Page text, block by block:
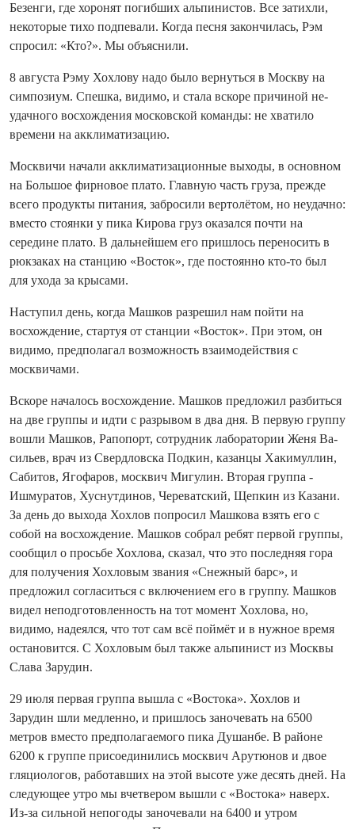
Безенги, где хоронят погибших альпинистов. Все затихли,
некоторые тихо подпевали. Ко­гда песня закончилась, Рэм
спросил: «Кто?». Мы объяснили.
8 августа Рэму Хохлову надо было вернуться в Москву на
симпозиум. Спешка, видимо, и стала вскоре причиной не­
удачного восхождения московской команды: не хватило
времени на акклиматизацию.
Москвичи начали акклиматизационные выходы, в основном
на Большое фирновое плато. Главную часть груза, прежде
всего продукты питания, забросили вертолётом, но не­удачно:
вместо стоянки у пика Кирова груз оказался по­чти на
середине плато. В дальнейшем его пришлось переносить в
рюкзаках на станцию «Восток», где постоянно кто‑то был
для ухода за крысами.
Наступил день, ко­гда Машков разрешил нам пойти на
восхождение, стартуя от станции «Восток». При этом, он
видимо, предполагал возможность взаимодействия с
москвичами.
Вскоре началось восхождение. Машков предложил разбиться
на две группы и идти с разрывом в два дня. В первую группу
вошли Машков, Рапопорт, сотрудник лаборатории Женя Ва­
силь­ев, врач из Свердловска Подкин, казанцы Хакимуллин,
Сабитов, Ягофаров, москвич Мигулин. Вторая группа -
Ишмуратов, Хуснутдинов, Череватский, Щепкин из Казани.
За день до выхода Хохлов попросил Машкова взять его с
собой на восхождение. Машков собрал ребят первой группы,
сообщил о просьбе Хохлова, сказал, что это последняя гора
для получения Хохловым звания «Снежный барс», и
предложил согласиться с включением его в группу. Машков
видел неподготовленность на тот момент Хохлова, но,
видимо, надеялся, что тот сам всё поймёт и в нужное время
остановится. С Хохловым был также альпинист из Москвы
Слава Зарудин.
29 июля первая группа вышла с «Востока». Хохлов и
Зарудин шли медленно, и пришлось заночевать на 6500
метров вместо предполагаемого пика Душанбе. В районе
6200 к группе присоединились москвич Арутюнов и двое
гляциологов, работавших на этой высоте уже десять дней. На
следующее утро мы вчетвером вышли с «Востока» наверх.
Из‑за сильной непогоды заночевали на 6400 и утром